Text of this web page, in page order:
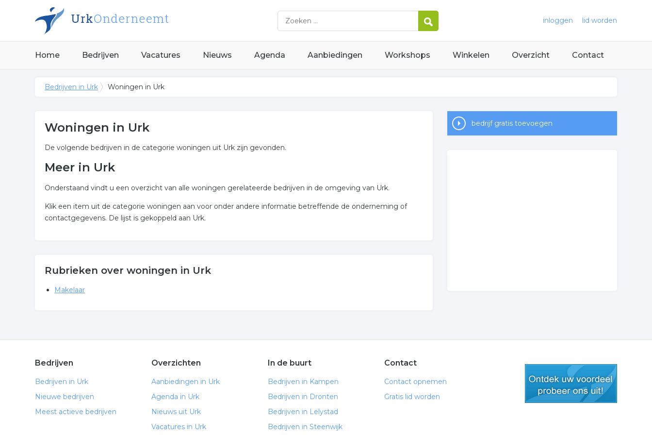
inloggen lid worden
Home Bedrijven Vacatures Nieuws Agenda Aanbiedingen Workshops Winkelen Overzicht Contact
Bedrijven in Urk Woningen in Urk
Woningen in Urk
De volgende bedrijven in de categorie woningen uit Urk zijn gevonden.
Meer in Urk
Onderstaand vindt u een overzicht van alle woningen gerelateerde bedrijven in de omgeving van Urk.
Klik een item uit de categorie woningen aan voor onder andere informatie betreffende de onderneming of
contactgegevens. De lijst is gekoppeld aan Urk.
Rubrieken over woningen in Urk
Makelaar
bedrijf gratis toevoegen
Bedrijven
Bedrijven in Urk
Nieuwe bedrijven
Meest actieve bedrijven
Overzichten
Aanbiedingen in Urk
Agenda in Urk
Nieuws uit Urk
Vacatures in Urk
In de buurt
Bedrijven in Kampen
Bedrijven in Dronten
Bedrijven in Lelystad
Bedrijven in Steenwijk
Contact
Contact opnemen
Gratis lid worden